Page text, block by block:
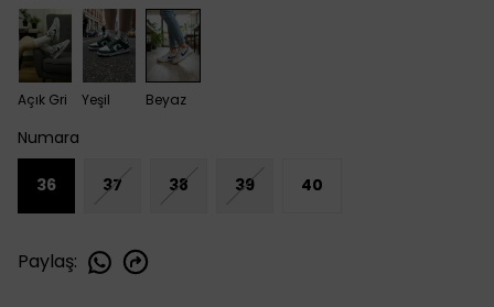
Açık Gri Yeşil Beyaz
Numara
36 37 38 39 40
Paylaş: